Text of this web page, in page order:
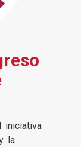
iniciativa
la